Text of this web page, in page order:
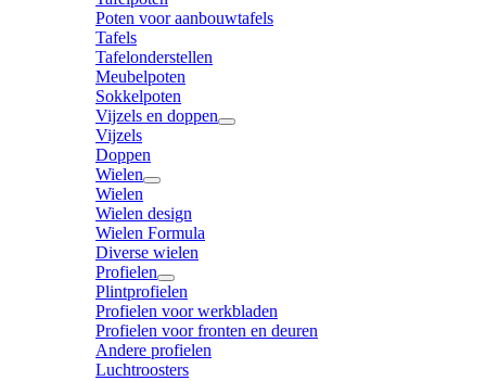
Poten voor aanbouwtafels
Tafels
Tafelonderstellen
Meubelpoten
Sokkelpoten
Vijzels en doppen
Vijzels
Doppen
Wielen
Wielen
Wielen design
Wielen Formula
Diverse wielen
Profielen
Plintprofielen
Profielen voor werkbladen
Profielen voor fronten en deuren
Andere profielen
Luchtroosters